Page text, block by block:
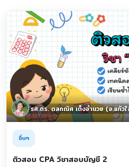
รศ.ดร. ดลกณิศ เต็งอำนวย (อ.แก้ว
อื่นๆ
ติวสอบ CPA วิชาสอบบัญชี 2